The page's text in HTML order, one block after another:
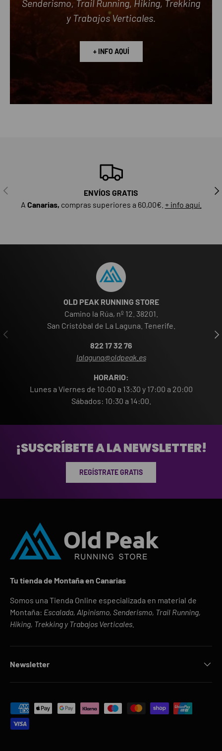
Senderismo, Trail Running, Hiking, Trekking
y Trabajos Verticales.
+ INFO AQUÍ
ANTERIOR
ENVÍOS GRATIS
A Canarias, compras superiores a 60,00€. + info aquí.
ANTERIOR
OLD PEAK RUNNING STORE
Camino la Rúa, nº 12. 38201.
San Cristóbal de La Laguna. Tenerife.
822 17 32 76
lalaguna@oldpeak.es
HORARIO:
Lunes a Viernes de 10:00 a 13:30 y 17:00 a 20:00
Sábados: 10:30 a 14:00.
¡SUSCRÍBETE A LA NEWSLETTER!
REGÍSTRATE GRATIS
Tu tienda de Montaña en Canarias
Somos una Tienda Online especializada en material de
Montaña: Escalada, Alpinismo, Senderismo, Trail Running,
Hiking, Trekking y Trabajos Verticales.
Newsletter
Formas de pago aceptadas